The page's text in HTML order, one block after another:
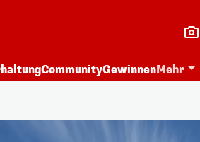
CommunityGewinnenMehr